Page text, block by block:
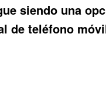
siendo una
de teléfono